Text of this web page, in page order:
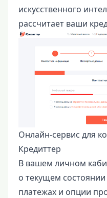
искусственного
рассчитает ваши
Онлайн-сервис для
Кредиттер
В вашем личном
о текущем
платежах и опции